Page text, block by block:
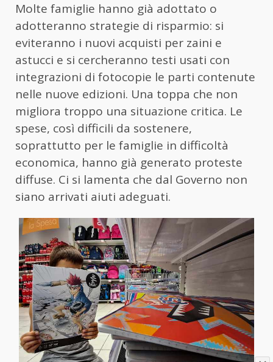
Molte famiglie hanno già adottato o
adotteranno strategie di risparmio: si
eviteranno i nuovi acquisti per zaini e
astucci e si cercheranno testi usati con
integrazioni di fotocopie le parti contenute
nelle nuove edizioni. Una toppa che non
migliora troppo una situazione critica. Le
spese, così difficili da sostenere,
soprattutto per le famiglie in difficoltà
economica, hanno già generato proteste
diffuse. Ci si lamenta che dal Governo non
siano arrivati aiuti adeguati.